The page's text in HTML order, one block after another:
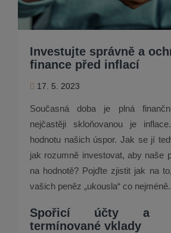
Investujte správně a
finance před inflací
17. 5. 2023
Současná doba je plná
nejčastěji skloňovanou je
hodnotu našich úspor. Jak se jí
jak rozumně investovat, aby naše
na hodnotě? Pojďte zjistit jak na
vašich peněz „ukousla“ co nejméně.
Spořicí účty a
termínované vklady